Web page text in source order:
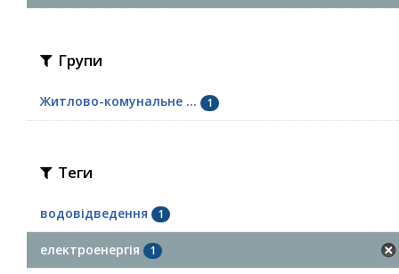
Групи
Житлово-комунальне ... 1
Теги
водовідведення 1
електроенергія 1